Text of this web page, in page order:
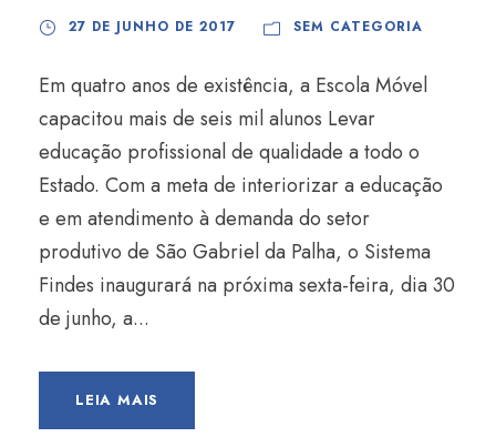
27 DE JUNHO DE 2017 SEM CATEGORIA
Em quatro anos de existência, a Escola Móvel
capacitou mais de seis mil alunos Levar
educação profissional de qualidade a todo o
Estado. Com a meta de interiorizar a educação
e em atendimento à demanda do setor
produtivo de São Gabriel da Palha, o Sistema
Findes inaugurará na próxima sexta-feira, dia 30
de junho, a...
LEIA MAIS